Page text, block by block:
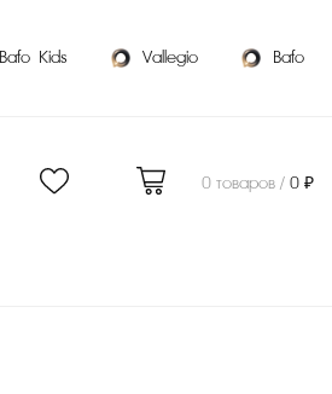
Bafo_Kids Vallegio Bafo
0 товаров /0 ₽